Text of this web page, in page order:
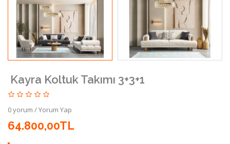
Kayra Koltuk Takımı 3+3+1
0 yorum /Yorum Yap
64.800,00TL